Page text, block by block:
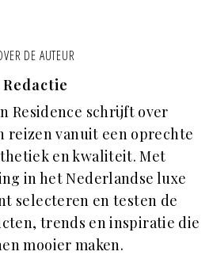
DE AUTEUR
Redactie
Residence schrijft over
reizen vanuit een oprechte
en kwaliteit. Met
in het Nederlandse luxe
selecteren en testen de
trends en inspiratie die
mooier maken.